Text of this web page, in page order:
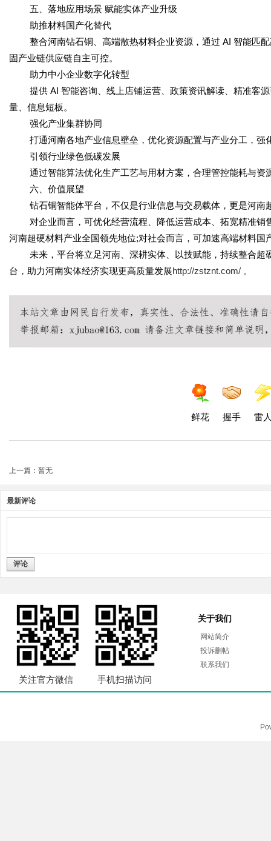
五、落地应用场景 赋能实体产业升级
助推材料国产化替代
整合河南钻石铜、高端散热材料企业资源，通过 AI 智能匹
固产业链供应链自主可控。
助力中小企业数字化转型
提供 AI 智能咨询、线上店铺运营、政策资讯解读、精准客
量、信息短板。
强化产业集群协同
打通河南各地产业信息壁垒，优化资源配置与产业分工，
引领行业绿色低碳发展
通过智能算法优化生产工艺与用材方案，合理管控能耗与
六、价值展望
钻石铜智能体平台，不仅是行业信息与交易载体，更是河
对企业而言，可优化经营流程、降低运营成本、拓宽精准
河南超硬材料产业全国领先地位;对社会而言，可加速高端材料
未来，平台将立足河南、深耕实体、以技赋能，持续整合
台，助力河南实体经济实现更高质量发展http://zstznt.com/ 。
鲜花 握手 雷
上一篇：暂无
最新评论
评论
关注官方微信 手机扫描访问
关于我们
网站简介
投诉删帖
联系我们